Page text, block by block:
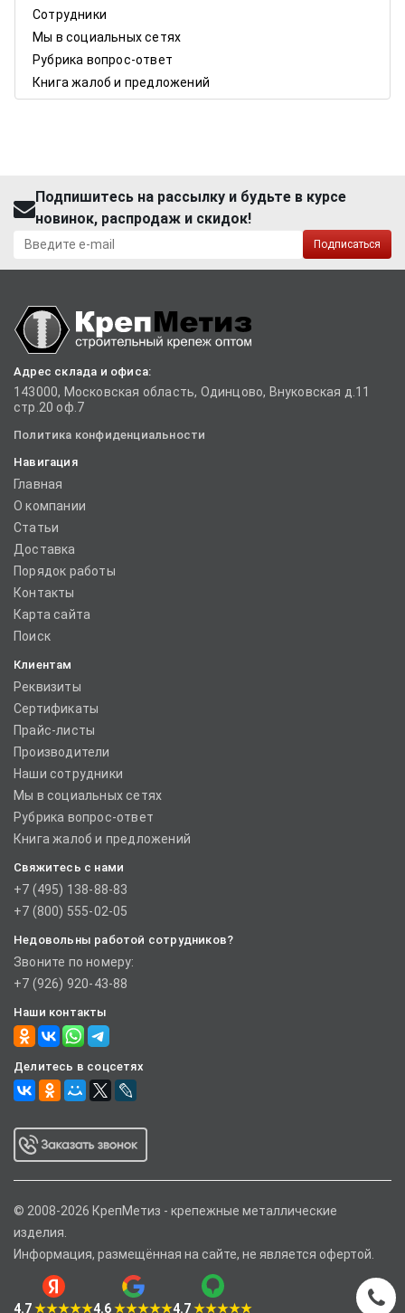
Сотрудники
Мы в социальных сетях
Рубрика вопрос-ответ
Книга жалоб и предложений
Подпишитесь на рассылку и будьте в курсе
новинок, распродаж и скидок!
Подписаться
Адрес склада и офиса:
143000, Московская область, Одинцово, Внуковская д.11
стр.20 оф.7
Политика конфиденциальности
Навигация
Главная
О компании
Статьи
Доставка
Порядок работы
Контакты
Карта сайта
Поиск
Клиентам
Реквизиты
Сертификаты
Прайс-листы
Производители
Наши сотрудники
Мы в социальных сетях
Рубрика вопрос-ответ
Книга жалоб и предложений
Свяжитесь с нами
+7 (495) 138-88-83
+7 (800) 555-02-05
Недовольны работой сотрудников?
Звоните по номеру:
+7 (926) 920-43-88
Наши контакты
Делитесь в соцсетях
© 2008-2026 КрепМетиз - крепежные металлические
изделия.
Информация, размещённая на сайте, не является офертой.
4.7★★★★★4.6★★★★★4.7★★★★★